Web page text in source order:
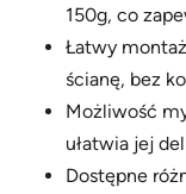
150g, co
Łatwy
ścianę, bez
Możliwość
ułatwia jej
Dostępne